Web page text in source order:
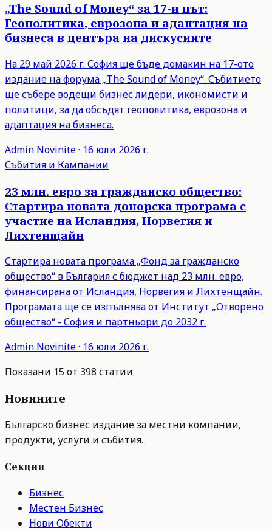
„The Sound of Money“ за 17-и път:
Геополитика, еврозона и адаптация на
бизнеса в центъра на дискусиите
На 29 май 2026 г. София ще бъде домакин на 17-ото
издание на форума „The Sound of Money“. Събитието
ще събере водещи бизнес лидери, икономисти и
политици, за да обсъдят геополитика, еврозона и
адаптация на бизнеса.
Admin Novinite· 16 юли 2026 г.
Събития и Кампании
23 млн. евро за гражданско общество:
Стартира новата донорска програма с
участие на Исландия, Норвегия и
Лихтенщайн
Стартира новата програма „Фонд за гражданско
общество“ в България с бюджет над 23 млн. евро,
финансирана от Исландия, Норвегия и Лихтенщайн.
Програмата ще се изпълнява от Институт „Отворено
общество“ - София и партньори до 2032 г.
Admin Novinite· 16 юли 2026 г.
Показани 15от 398 статии
Новините
Българско бизнес издание за местни компании,
продукти, услуги и събития.
Секции
Бизнес
Местен Бизнес
Нови Обекти